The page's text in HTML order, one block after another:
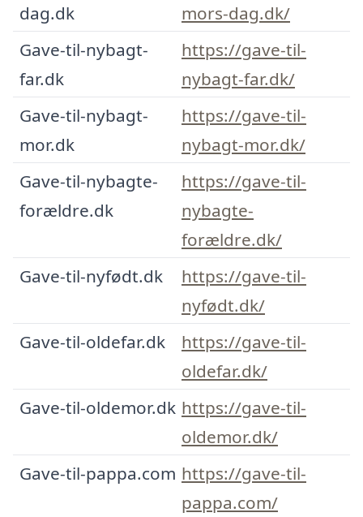
dag.dk
mors-dag.dk/
Gave-til-nybagt-
far.dk
https://gave-til-
nybagt-far.dk/
Gave-til-nybagt-
mor.dk
https://gave-til-
nybagt-mor.dk/
Gave-til-nybagte-
forældre.dk
https://gave-til-
nybagte-
forældre.dk/
Gave-til-nyfødt.dk
https://gave-til-
nyfødt.dk/
Gave-til-oldefar.dk
https://gave-til-
oldefar.dk/
Gave-til-oldemor.dk https://gave-til-
oldemor.dk/
Gave-til-pappa.com https://gave-til-
pappa.com/